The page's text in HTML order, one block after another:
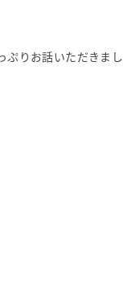
ぷりお話いただきまし